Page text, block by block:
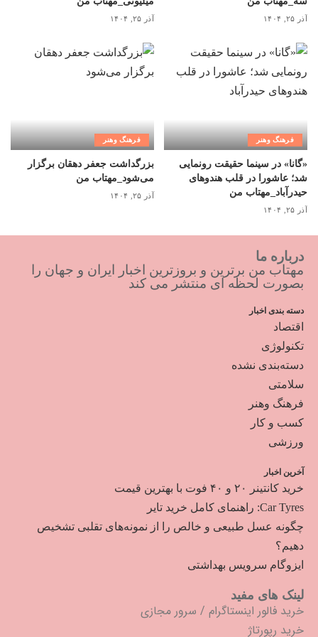
آذر ۲۵, ۱۴۰۴ آذر ۲۵, ۱۴۰۴
فرهنگ وهنر
«گانا» در سینما حقیقت رونمایی
شد؛ عاشورا در قلب هندوهای
حیدرآباد_مهتاب من
آذر ۲۵, ۱۴۰۴
فرهنگ وهنر
بزرگداشت جعفر دهقان برگزار
می‌شود_مهتاب من
آذر ۲۵, ۱۴۰۴
درباره ما
مهتاب من برترین و بروزترین اخبار ایران و جهان را
بصورت لحظه ای منتشر می کند
دسته بندی اخبار
اقتصاد
تکنولوژی
دسته‌بندی نشده
سلامتی
فرهنگ وهنر
کسب و کار
ورزشی
آخرین اخبار
خرید کانتینر ۲۰ و ۴۰ فوت با بهترین قیمت
Car Tyres: راهنمای کامل خرید تایر
چگونه عسل طبیعی و خالص را از نمونه‌های تقلبی تشخیص
دهیم؟
ایزوگام سرویس بهداشتی
لینک های مفید
خرید فالور اینستاگرام / سرور مجازی
خرید رپورتاژ